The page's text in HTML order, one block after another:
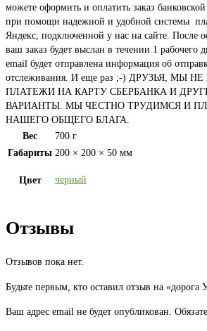
можете оформить и оплатить заказ
при помощи надежной и удобной системы
Яндекс, подключенной у нас на сайте. После
ваш заказ будет выслан в течении 1
email будет отправлена информация об
отслеживания. И еще раз ;-) ДРУЗЬЯ, МЫ
ПЛАТЕЖИ НА КАРТУ СБЕРБАНКА И
ВАРИАНТЫ. МЫ ЧЕСТНО ТРУДИМСЯ И
НАШЕГО ОБЩЕГО БЛАГА.
Вес
700 г
Габариты 200 × 200 × 50 мм
Цвет черный
Отзывы
Отзывов пока нет.
Будьте первым, кто оставил отзыв на «дорога
Ваш адрес email не будет опубликован.